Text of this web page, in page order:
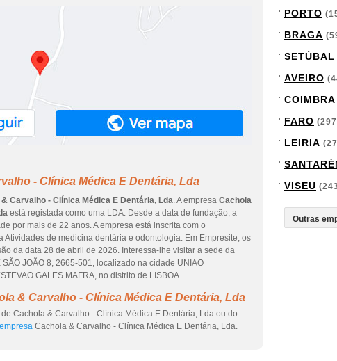
- Clínica Médica E Dentária, Lda
Carvalho - Clínica Médica E Dentária, Lda. A empresa Cachola
está registada como uma LDA. Desde a data de fundação, a
por mais de 22 anos. A empresa está inscrita com o
de medicina dentária e odontologia. Em Empresite, os
da data 28 de abril de 2026. Interessa-lhe visitar a sede da
JOÃO 8, 2665-501, localizado na cidade UNIAO
GALES MAFRA, no distrito de LISBOA.
& Carvalho - Clínica Médica E Dentária, Lda
Cachola & Carvalho - Clínica Médica E Dentária, Lda ou do
Cachola & Carvalho - Clínica Médica E Dentária, Lda.
PORTO
BRAGA
SETÚBAL
AVEIRO
COIMBRA
FARO
LEIRIA
VISEU